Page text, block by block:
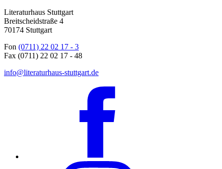
Literaturhaus Stuttgart
Breitscheidstraße 4
70174 Stuttgart
Fon (0711) 22 02 17 - 3
Fax (0711) 22 02 17 - 48
info@literaturhaus-stuttgart.de